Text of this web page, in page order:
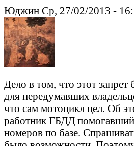
Юджин Ср, 27/02/2013 -
Дело в том, что этот запрет
для передумавших
что сам мотоцикл цел. Об
работник ГБДД
номеров по базе.